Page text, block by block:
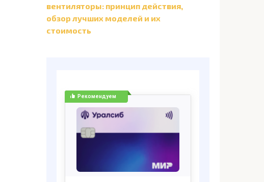
вентиляторы: принцип действия,
обзор лучших моделей и их
стоимость